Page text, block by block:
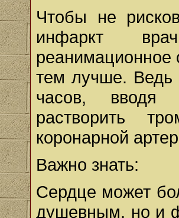
Чтобы не
инфаркт
тем лучше. Ведь
часов, вводя
растворить
коронарной
Важно знать:
Сердце может
душевным, но и